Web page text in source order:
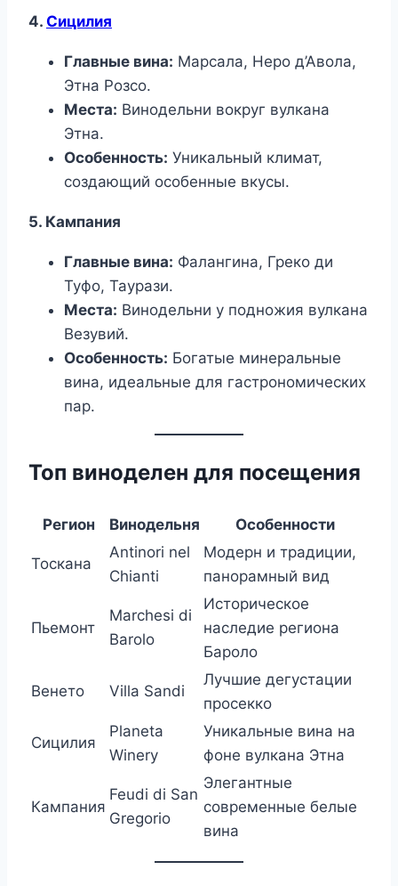
4. Сицилия
Главные вина: Марсала, Неро д’Авола,
Этна Розсо.
Места: Винодельни вокруг вулкана
Этна.
Особенность: Уникальный климат,
создающий особенные вкусы.
5. Кампания
Главные вина: Фалангина, Греко ди
Туфо, Таурази.
Места: Винодельни у подножия вулкана
Везувий.
Особенность: Богатые минеральные
вина, идеальные для гастрономических
пар.
Топ виноделен для посещения
Регион Винодельня Особенности
Тоскана
Antinori nel
Chianti
Модерн и традиции,
панорамный вид
Пьемонт
Marchesi di
Barolo
Историческое
наследие региона
Бароло
Венето Villa Sandi
Лучшие дегустации
просекко
Сицилия
Planeta
Winery
Уникальные вина на
фоне вулкана Этна
Кампания
Feudi di San
Gregorio
Элегантные
современные белые
вина